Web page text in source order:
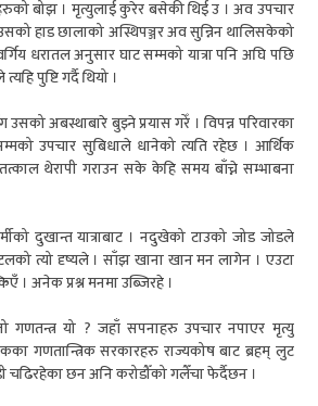
बोझ । मृत्युलाई कुरेर बसेकी थिई उ । अव उपचार
हाड छालाको अस्थिपञ्जर अव सुन्निन थालिसकेको
धरातल अनुसार घाट सम्मको यात्रा पनि अघि पछि
पुष्टि गर्दै थियो ।
अबस्थाबारे बुझ्ने प्रयास गरेँ । विपन्न परिवारका
उपचार सुबिधाले धानेको त्यति रहेछ । आर्थिक
थेरापी गराउन सके केहि समय बाँच्ने सम्भाबना
दुखान्त यात्राबाट । नदुखेको टाउको जोड जोडले
त्यो दृष्यले । साँझ खाना खान मन लागेन । एउटा
। अनेक प्रश्न मनमा उब्जिरहे ।
गणतन्त्र यो ? जहाँ सपनाहरु उपचार नपाएर मृत्यु
गणतान्त्रिक सरकारहरु राज्यकोष बाट ब्रहम् लुट
चढिरहेका छन अनि करोडौँको गलैँचा फेर्दैछन ।